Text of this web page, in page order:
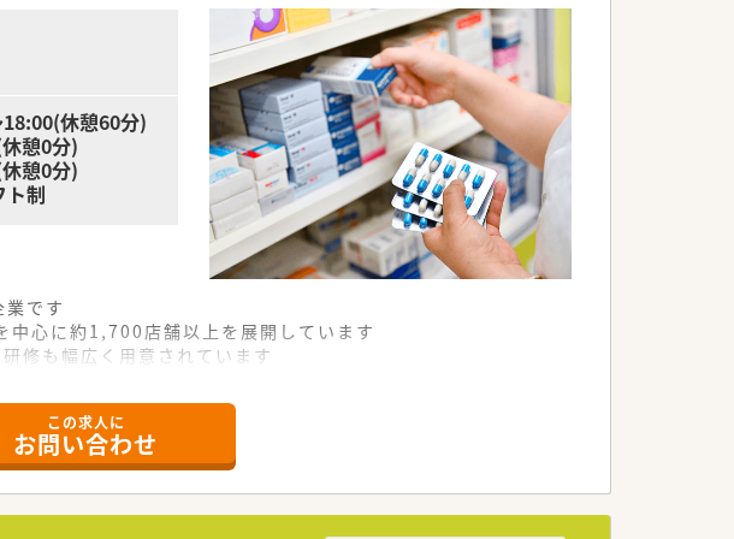
休憩60分)
憩0分)
憩0分)
制
です
中心に約1,700店舗以上を展開しています
修も幅広く用意されています
選択できます
訪問調剤特化型店舗」など様々な店舗を運営しています
、無菌調剤室は業界最多の51店舗設置しています
認定」等を取得し一人ひとりが働きやすい環境が整備されて
この求人に
お問い合わせ